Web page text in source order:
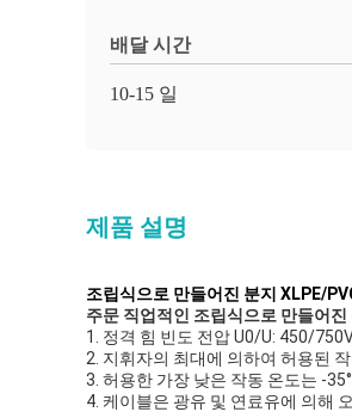
배달 시간
10-15 일
제품 설명
조립식으로 만들어진 분지 XLPE/
주문 직업적인 조립식으로 만들어
1. 정격 힘 빈도 전압 U0/U: 450/
2. 지휘자의 최대에 의하여 허용된
3. 허용한 가장 낮은 작동 온도는 -
4. 케이블은 광유 및 연료유에 의해